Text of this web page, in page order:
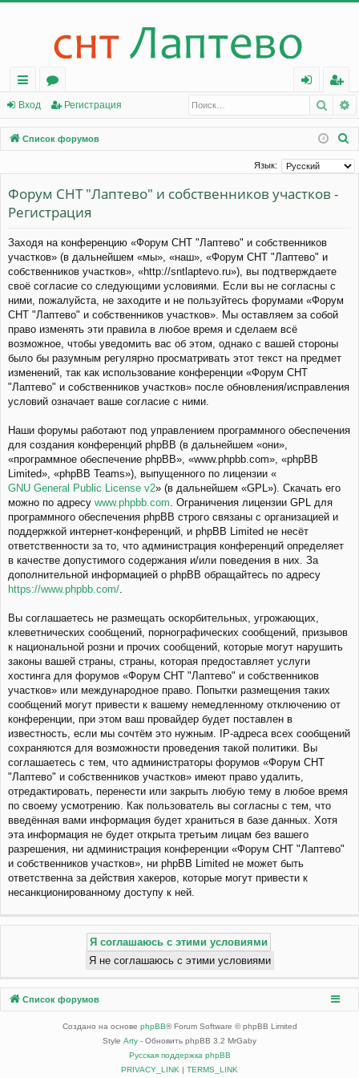
с
ы
лк
о
ру
м
д
ег
ис
тр
Вход Регистрация
Список форумов
и
Язык:
Форум СНТ "Лаптево" и собственников участков -
Регистрация
Заходя на конференцию «Форум СНТ "Лаптево" и собственников
участков» (в дальнейшем «мы», «наш», «Форум СНТ "Лаптево" и
собственников участков», «http://sntlaptevo.ru»), вы подтверждаете
своё согласие со следующими условиями. Если вы не согласны с
ними, пожалуйста, не заходите и не пользуйтесь форумами «Форум
СНТ "Лаптево" и собственников участков». Мы оставляем за собой
право изменять эти правила в любое время и сделаем всё
возможное, чтобы уведомить вас об этом, однако с вашей стороны
было бы разумным регулярно просматривать этот текст на предмет
изменений, так как использование конференции «Форум СНТ
"Лаптево" и собственников участков» после обновления/исправления
условий означает ваше согласие с ними.
Наши форумы работают под управлением программного обеспечения
для создания конференций phpBB (в дальнейшем «они»,
«программное обеспечение phpBB», «www.phpbb.com», «phpBB
Limited», «phpBB Teams»), выпущенного по лицензии «
GNU General Public License v2» (в дальнейшем «GPL»). Скачать его
можно по адресу www.phpbb.com . Ограничения лицензии GPL для
программного обеспечения phpBB строго связаны с организацией и
поддержкой интернет-конференций, и phpBB Limited не несёт
ответственности за то, что администрация конференций определяет
в качестве допустимого содержания и/или поведения в них. За
дополнительной информацией о phpBB обращайтесь по адресу
https://www.phpbb.com/
Вы соглашаетесь не размещать оскорбительных, угрожающих,
клеветнических сообщений, порнографических сообщений, призывов
к национальной розни и прочих сообщений, которые могут нарушить
законы вашей страны, страны, которая предоставляет услуги
хостинга для форумов «Форум СНТ "Лаптево" и собственников
участков» или международное право. Попытки размещения таких
сообщений могут привести к вашему немедленному отключению от
конференции, при этом ваш провайдер будет поставлен в
известность, если мы сочтём это нужным. IP-адреса всех сообщений
сохраняются для возможности проведения такой политики. Вы
соглашаетесь с тем, что администраторы форумов «Форум СНТ
"Лаптево" и собственников участков» имеют право удалить,
отредактировать, перенести или закрыть любую тему в любое время
по своему усмотрению. Как пользователь вы согласны с тем, что
введённая вами информация будет храниться в базе данных. Хотя
эта информация не будет открыта третьим лицам без вашего
разрешения, ни администрация конференции «Форум СНТ "Лаптево"
и собственников участков», ни phpBB Limited не может быть
ответственна за действия хакеров, которые могут привести к
несанкционированному доступу к ней.
Список форумов
Создано на основе phpBB® Forum Software © phpBB Limited
Style Arty - Обновить phpBB 3.2 MrGaby
Русская поддержка phpBB
PRIVACY_LINK | TERMS_LINK